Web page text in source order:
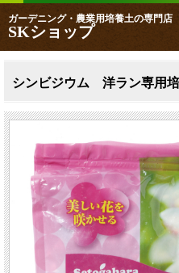
ガーデニング・農業用培養土の専門店
SKショップ
シンビジウム 洋ラン専用